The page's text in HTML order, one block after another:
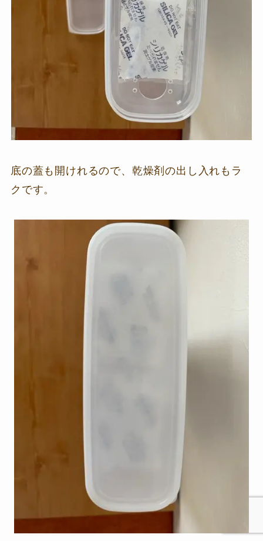
底の蓋も開けれるので、乾燥剤の出し入れもラ
クです。